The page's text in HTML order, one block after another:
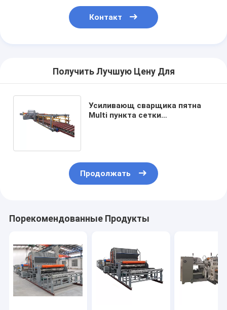
Контакт
Получить Лучшую Цену Для
Усиливающ сварщика пятна
Multi пункта сетки
Продолжать
Порекомендованные Продукты